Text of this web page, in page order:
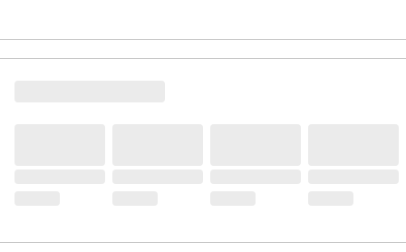
生産国
中国
重さ
135.000G